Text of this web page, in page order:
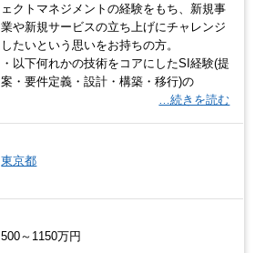
ェクトマネジメントの経験をもち、新規事
業や新規サービスの立ち上げにチャレンジ
したいという思いをお持ちの方。
・以下何れかの技術をコアにしたSI経験(提
案・要件定義・設計・構築・移行)の
…続きを読む
東京都
500～1150万円